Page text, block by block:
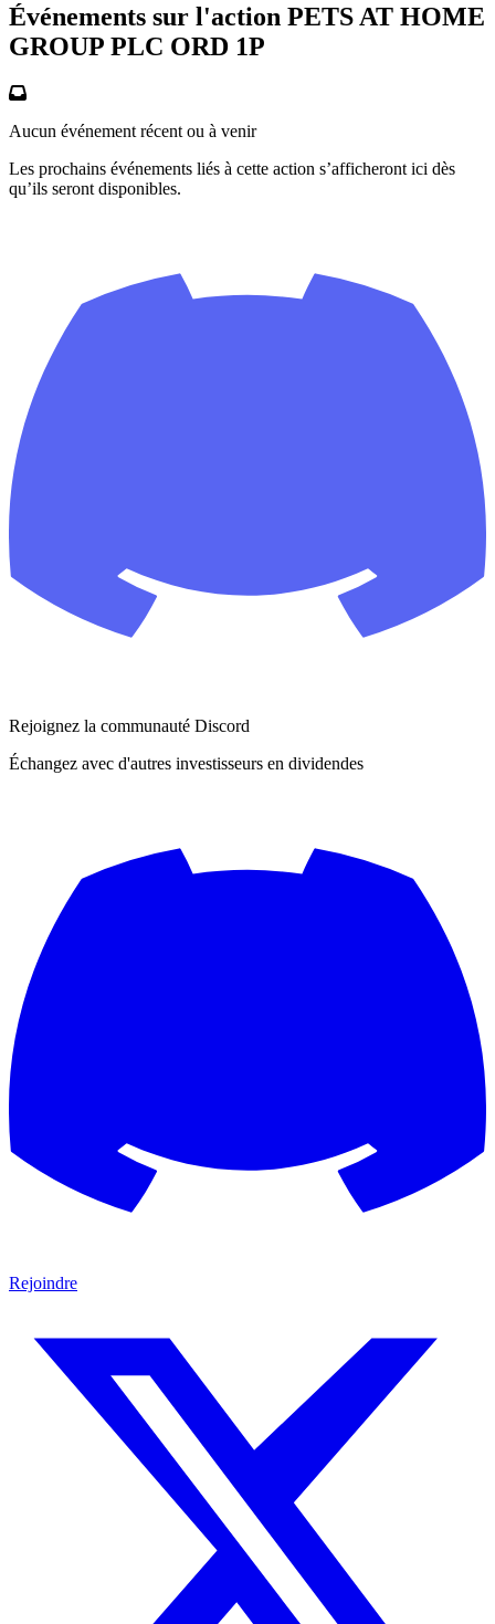
Événements sur l'action PETS AT HOME
GROUP PLC ORD 1P
Aucun événement récent ou à venir
Les prochains événements liés à cette action s’afficheront ici dès
qu’ils seront disponibles.
Rejoignez la communauté Discord
Échangez avec d'autres investisseurs en dividendes
Rejoindre